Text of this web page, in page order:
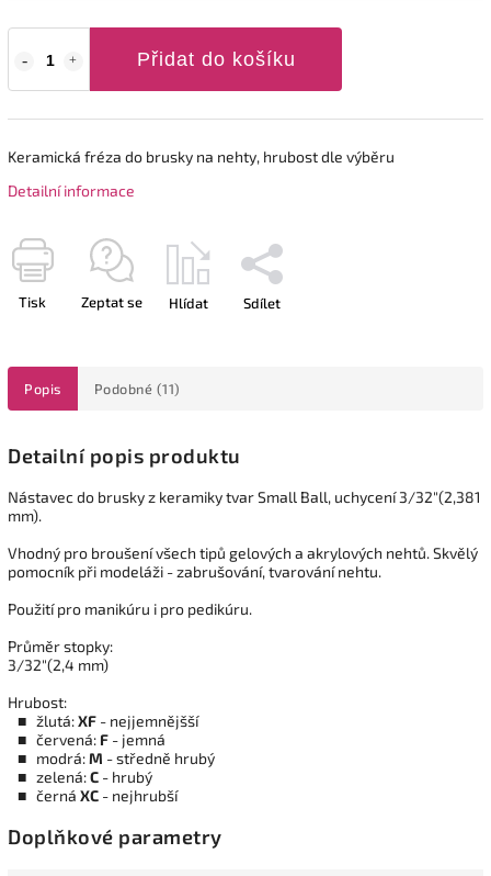
Přidat do košíku
Keramická fréza do brusky na nehty, hrubost dle výběru
Detailní informace
Tisk Zeptat se Hlídat Sdílet
Popis Podobné (11)
Detailní popis produktu
Nástavec do brusky z keramiky tvar Small Ball, uchycení 3/32"(2,381
mm).
Vhodný pro broušení všech tipů gelových a akrylových nehtů. Skvělý
pomocník při modeláži - zabrušování, tvarování nehtu.
Použití pro manikúru i pro pedikúru.
Průměr stopky:
3/32"(2,4 mm)
Hrubost:
■ žlutá:XF - nejjemnějšší
■ červená: F - jemná
■ modrá:M - středně hrubý
■ zelená:C - hrubý
■ černá XC - nejhrubší
Doplňkové parametry